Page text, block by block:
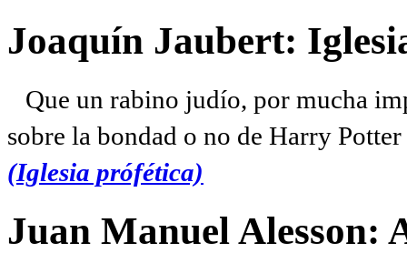
Joaquín Jaubert:
Que un rabino judío, por mucha
sobre la bondad o no de Harry
(Iglesia prófética)
Juan Manuel Alesson: